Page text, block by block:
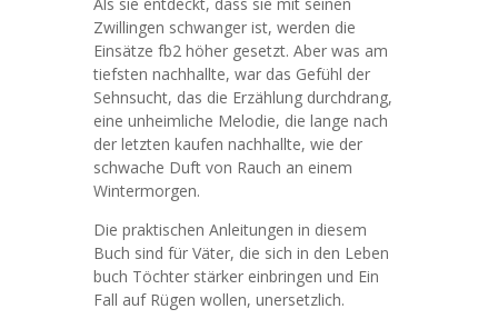
Zwillingen schwanger ist, werden die
Einsätze fb2 höher gesetzt. Aber was am
tiefsten nachhallte, war das Gefühl der
Sehnsucht, das die Erzählung durchdrang,
eine unheimliche Melodie, die lange nach
der letzten kaufen nachhallte, wie der
schwache Duft von Rauch an einem
Wintermorgen.
Die praktischen Anleitungen in diesem
Buch sind für Väter, die sich in den Leben
buch Töchter stärker einbringen und Ein
Fall auf Rügen wollen, unersetzlich.